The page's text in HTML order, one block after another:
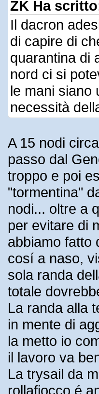
ZK Ha
Il dacron
di capire di
quarantina di
nord ci si
le mani siano
necessità
A 15 nodi
passo dal
troppo e poi
"tormentina"
nodi... oltre a
per evitare di
abbiamo fatto
cosí a naso,
sola randa
totale
La randa alla
in mente di
la metto io
il lavoro va
La trysail da
rollafiocco é